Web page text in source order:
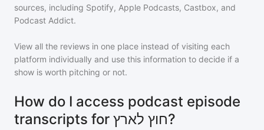
sources, including Spotify, Apple Podcasts, Castbox, and
Podcast Addict.
View all the reviews in one place instead of visiting each
platform individually and use this information to decide if a
show is worth pitching or not.
How do I access podcast episode
transcripts for חוץ לארץ?